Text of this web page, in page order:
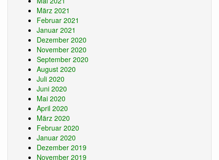
März 2021
Februar 2021
Januar 2021
Dezember 2020
November 2020
September 2020
August 2020
Juli 2020
Juni 2020
Mai 2020
April 2020
März 2020
Februar 2020
Januar 2020
Dezember 2019
November 2019